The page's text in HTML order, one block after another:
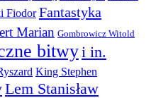
Fiodor Fantastyka
Marian Gombrowicz Witold
bitwyi in.
King Stephen
Lem Stanisław